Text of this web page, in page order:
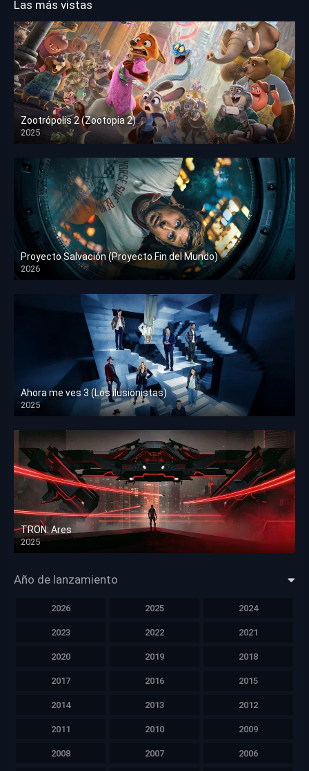
Las más vistas
Zootrópolis 2 (Zootopia 2)
2025
HD 1080p
Proyecto Salvación (Proyecto Fin del Mundo)
2026
HD 1080p
Ahora me ves 3 (Los ilusionistas)
2025
HD 1080p
TRON: Ares
2025
HD 1080p
Año de lanzamiento
2026 2025 2024
2023 2022 2021
2020 2019 2018
2017 2016 2015
2014 2013 2012
2011 2010 2009
2008 2007 2006